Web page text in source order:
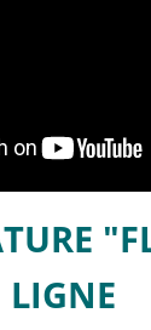
LIGNE